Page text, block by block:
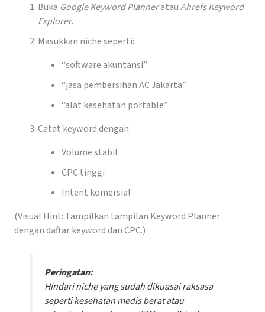
Buka Google Keyword PlanneratauAhrefs Keyword
Explorer.
Masukkan niche seperti:
“software akuntansi”
“jasa pembersihan AC Jakarta”
“alat kesehatan portable”
Catat keyword dengan:
Volume stabil
CPC tinggi
Intent komersial
(Visual Hint: Tampilkan tampilan Keyword Planner
dengan daftar keyword dan CPC.)
Peringatan:
Hindari niche yang sudah dikuasai raksasa
seperti kesehatan medis berat atau